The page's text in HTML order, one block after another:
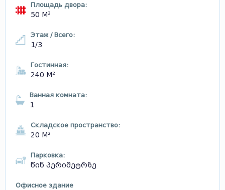
Площадь двора:
50 М²
Этаж / Всего:
1/3
Гостинная:
240 М²
Ванная комната:
1
Складское пространство:
20 М²
Парковка:
წინ პერიმეტრზე
Офисное здание